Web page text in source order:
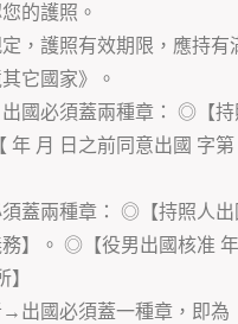
的護照。
定，護照有效期限，應持有
它國家》。
國必須蓋兩種章： ◎【持
月 日之前同意出國 字第
蓋兩種章： ◎【持照人出
】。 ◎【役男出國核准
出國必須蓋一種章，即為